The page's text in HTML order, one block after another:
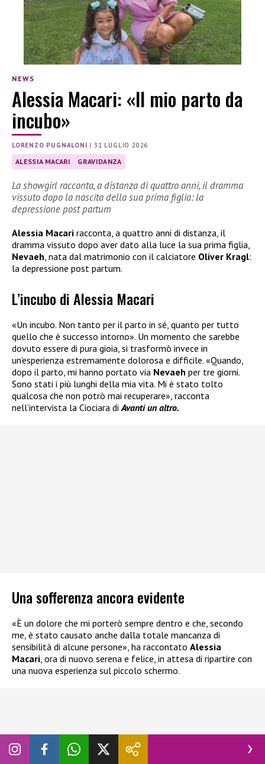
NEWS
Alessia Macari: «Il mio parto da
incubo»
LORENZO PUGNALONI |31 LUGLIO 2026
ALESSIA MACARI GRAVIDANZA
La showgirl racconta, a distanza di quattro anni, il dramma
vissuto dopo la nascita della sua prima figlia: la
depressione post partum
Alessia Macari racconta, a quattro anni di distanza, il
dramma vissuto dopo aver dato alla luce la sua prima figlia,
Nevaeh, nata dal matrimonio con il calciatore Oliver Kragl:
la depressione post partum.
L’incubo di Alessia Macari
«Un incubo. Non tanto per il parto in sé, quanto per tutto
quello che è successo intorno». Un momento che sarebbe
dovuto essere di pura gioia, si trasformò invece in
un’esperienza estremamente dolorosa e difficile. «Quando,
dopo il parto, mi hanno portato via Nevaeh per tre giorni.
Sono stati i più lunghi della mia vita. Mi è stato tolto
qualcosa che non potrò mai recuperare», racconta
nell’intervista la Ciociara di Avanti un altro.
Una sofferenza ancora evidente
«È un dolore che mi porterò sempre dentro e che, secondo
me, è stato causato anche dalla totale mancanza di
sensibilità di alcune persone», ha raccontato Alessia
Macari , ora di nuovo serena e felice, in attesa di ripartire con
una nuova esperienza sul piccolo schermo.